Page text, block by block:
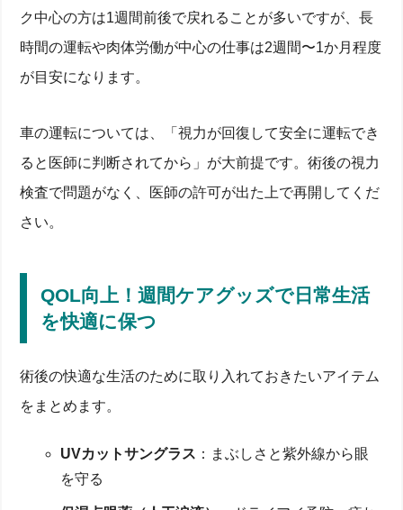
ク中心の方は1週間前後で戻れることが多いですが、長
時間の運転や肉体労働が中心の仕事は2週間〜1か月程度
が目安になります。
車の運転については、「視力が回復して安全に運転でき
ると医師に判断されてから」が大前提です。術後の視力
検査で問題がなく、医師の許可が出た上で再開してくだ
さい。
QOL向上！週間ケアグッズで日常生活
を快適に保つ
術後の快適な生活のために取り入れておきたいアイテム
をまとめます。
UVカットサングラス ：まぶしさと紫外線から眼
を守る